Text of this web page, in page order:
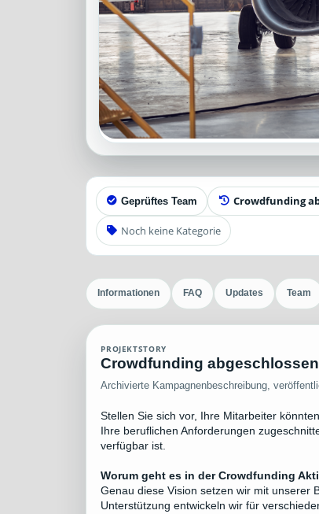
Geprüftes Team Crowdfunding
Noch keine Kategorie
Informationen FAQ Updates Team
PROJEKTSTORY
Crowdfunding
Archivierte Kampagnenbeschreibung,
Stellen Sie sich vor, Ihre Mitarbeiter
Ihre beruflichen Anforderungen
verfügbar ist.
Worum geht es in der Crowdfunding
Genau diese Vision setzen wir mit unserer
Unterstützung entwickeln wir für